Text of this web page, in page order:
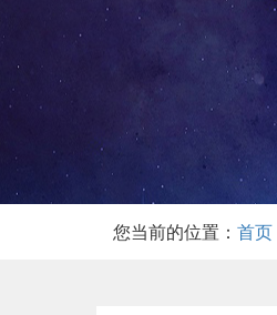
您当前的位置： 首页